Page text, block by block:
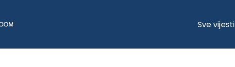
Sve vijesti
RADEON™ PRO W7900 I W7800 GRAFIČKE KARTICE ZA RADNE STANICE